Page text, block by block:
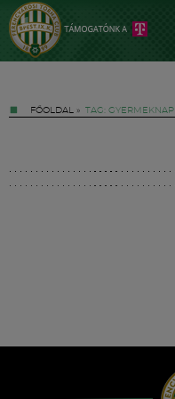
FŐOLDAL » TAG: GYERMEKNAP
Hírek